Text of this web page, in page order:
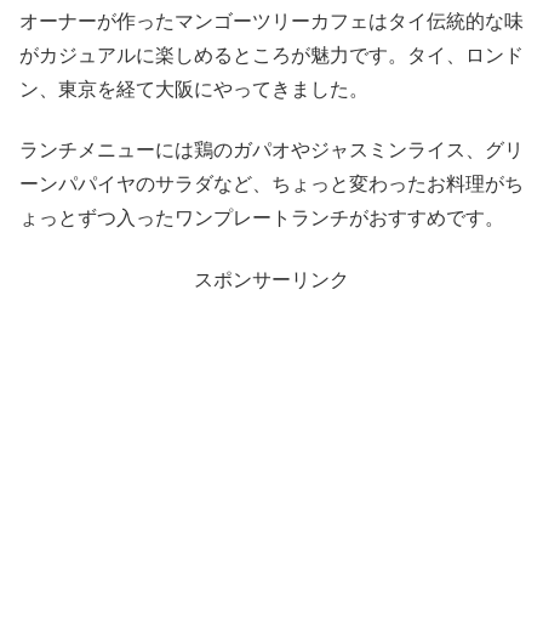
オーナーが作ったマンゴーツリーカフェはタイ伝統的な味
がカジュアルに楽しめるところが魅力です。タイ、ロンド
ン、東京を経て大阪にやってきました。
ランチメニューには鶏のガパオやジャスミンライス、グリ
ーンパパイヤのサラダなど、ちょっと変わったお料理がち
ょっとずつ入ったワンプレートランチがおすすめです。
スポンサーリンク